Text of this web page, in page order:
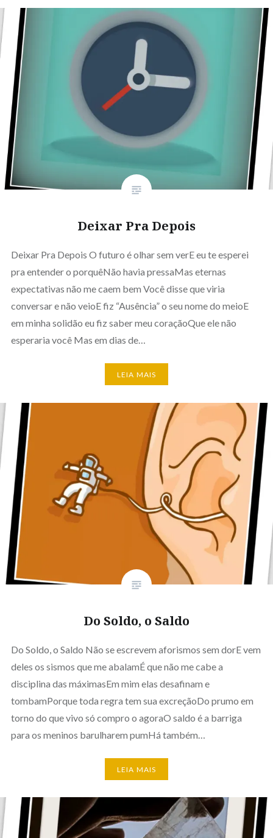
Deixar Pra Depois
Deixar Pra Depois O futuro é olhar sem verE eu te esperei
pra entender o porquêNão havia pressaMas eternas
expectativas não me caem bem Você disse que viria
conversar e não veioE fiz “Ausência” o seu nome do meioE
em minha solidão eu fiz saber meu coraçãoQue ele não
esperaria você Mas em dias de…
LEIA MAIS
Do Soldo, o Saldo
Do Soldo, o Saldo Não se escrevem aforismos sem dorE vem
deles os sismos que me abalamÉ que não me cabe a
disciplina das máximasEm mim elas desafinam e
tombamPorque toda regra tem sua excreçãoDo prumo em
torno do que vivo só compro o agoraO saldo é a barriga
para os meninos barulharem pumHá também…
LEIA MAIS